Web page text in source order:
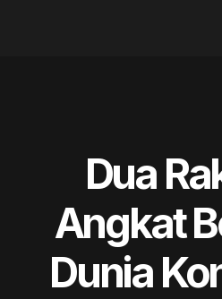
Dua
Angkat
Dunia